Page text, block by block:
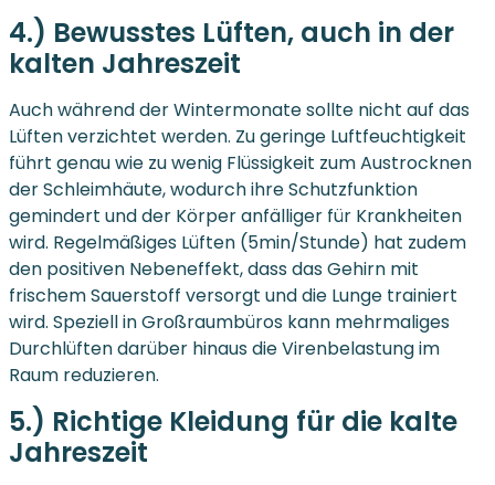
4.) Bewusstes Lüften, auch in der
kalten Jahreszeit
Auch während der Wintermonate sollte nicht auf das
Lüften verzichtet werden. Zu geringe Luftfeuchtigkeit
führt genau wie zu wenig Flüssigkeit zum Austrocknen
der Schleimhäute, wodurch ihre Schutzfunktion
gemindert und der Körper anfälliger für Krankheiten
wird. Regelmäßiges Lüften (5min/Stunde) hat zudem
den positiven Nebeneffekt, dass das Gehirn mit
frischem Sauerstoff versorgt und die Lunge trainiert
wird. Speziell in Großraumbüros kann mehrmaliges
Durchlüften darüber hinaus die Virenbelastung im
Raum reduzieren.
5.) Richtige Kleidung für die kalte
Jahreszeit